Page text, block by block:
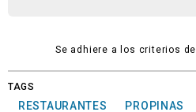
Se adhiere a los criterios de
TAGS
RESTAURANTES PROPINAS